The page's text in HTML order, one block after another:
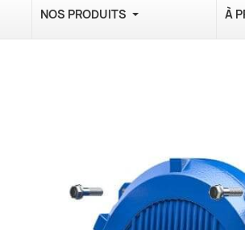
NOS PRODUITS À